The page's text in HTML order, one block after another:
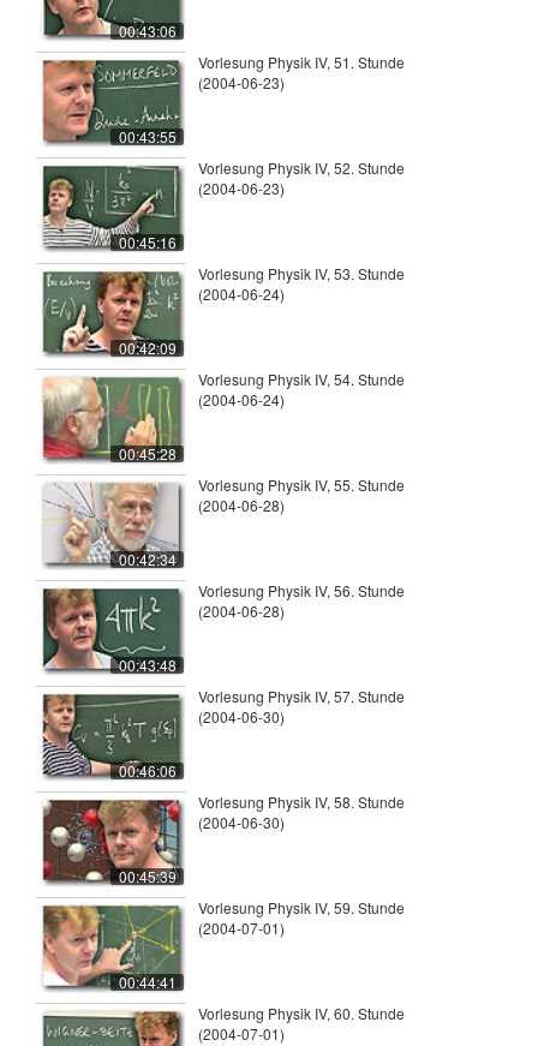
00:43:06
00:43:55
Vorlesung Physik IV, 51. Stunde
(2004-06-23)
00:45:16
Vorlesung Physik IV, 52. Stunde
(2004-06-23)
00:42:09
Vorlesung Physik IV, 53. Stunde
(2004-06-24)
00:45:28
Vorlesung Physik IV, 54. Stunde
(2004-06-24)
00:42:34
Vorlesung Physik IV, 55. Stunde
(2004-06-28)
00:43:48
Vorlesung Physik IV, 56. Stunde
(2004-06-28)
00:46:06
Vorlesung Physik IV, 57. Stunde
(2004-06-30)
00:45:39
Vorlesung Physik IV, 58. Stunde
(2004-06-30)
00:44:41
Vorlesung Physik IV, 59. Stunde
(2004-07-01)
Vorlesung Physik IV, 60. Stunde
(2004-07-01)